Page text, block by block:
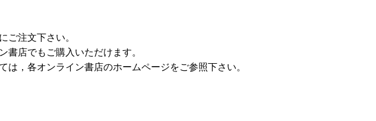
ご注文下さい。
書店でもご購入いただけます。
は，各オンライン書店のホームページをご参照下さい。